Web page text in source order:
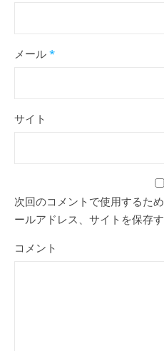
メール *
サイト
次回のコメントで使用するた
ールアドレス、サイトを保存す
コメント